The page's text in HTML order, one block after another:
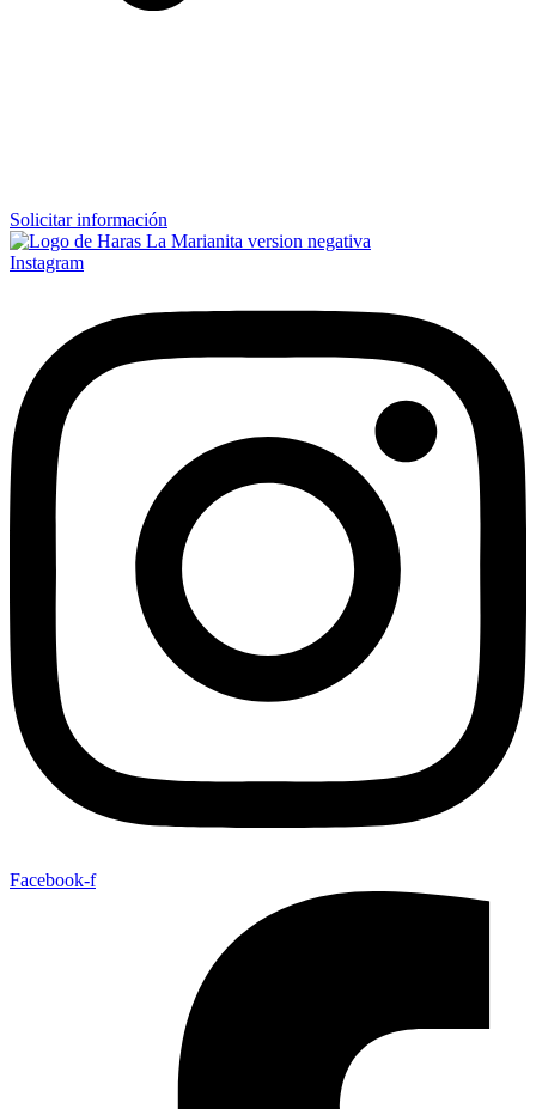
Solicitar información
Instagram
Facebook-f